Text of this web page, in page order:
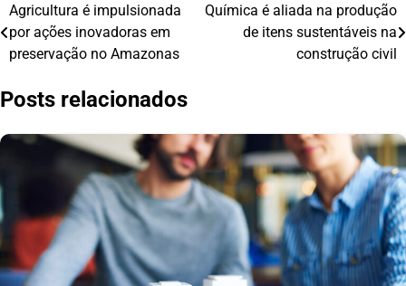
Navegação
de
Agricultura é impulsionada
por ações inovadoras em
preservação no Amazonas
Química é aliada na produção
de itens sustentáveis na
construção civil
Posts relacionados